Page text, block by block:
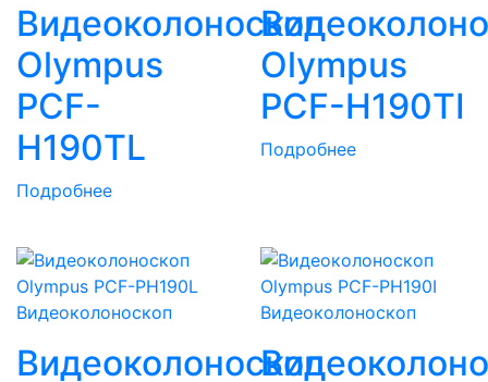
Видеоколоноскоп
Olympus
PCF-
H190TL
Подробнее
Olympus
PCF-H190TI
Подробнее
Видеоколоноскоп
Видеоколоноскоп
Видеоколоноскоп